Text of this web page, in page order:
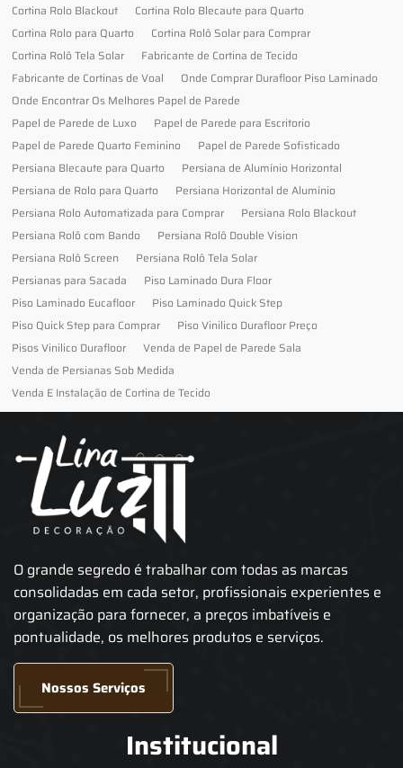
Cortina Rolo Blackout
Cortina Rolo Blecaute para Quarto
Cortina Rolo para Quarto
Cortina Rolô Solar para Comprar
Cortina Rolô Tela Solar
Fabricante de Cortina de Tecido
Fabricante de Cortinas de Voal
Onde Comprar Durafloor Piso Laminado
Onde Encontrar Os Melhores Papel de Parede
Papel de Parede de Luxo
Papel de Parede para Escritorio
Papel de Parede Quarto Feminino
Papel de Parede Sofisticado
Persiana Blecaute para Quarto
Persiana de Alumínio Horizontal
Persiana de Rolo para Quarto
Persiana Horizontal de Alumínio
Persiana Rolo Automatizada para Comprar
Persiana Rolo Blackout
Persiana Rolô com Bando
Persiana Rolô Double Vision
Persiana Rolô Screen
Persiana Rolô Tela Solar
Persianas para Sacada
Piso Laminado Dura Floor
Piso Laminado Eucafloor
Piso Laminado Quick Step
Piso Quick Step para Comprar
Piso Vinilico Durafloor Preço
Pisos Vinilico Durafloor
Venda de Papel de Parede Sala
Venda de Persianas Sob Medida
Venda E Instalação de Cortina de Tecido
O grande segredo é trabalhar com todas as marcas
consolidadas em cada setor, profissionais experientes e
organização para fornecer, a preços imbatíveis e
pontualidade, os melhores produtos e serviços.
Nossos Serviços
Institucional